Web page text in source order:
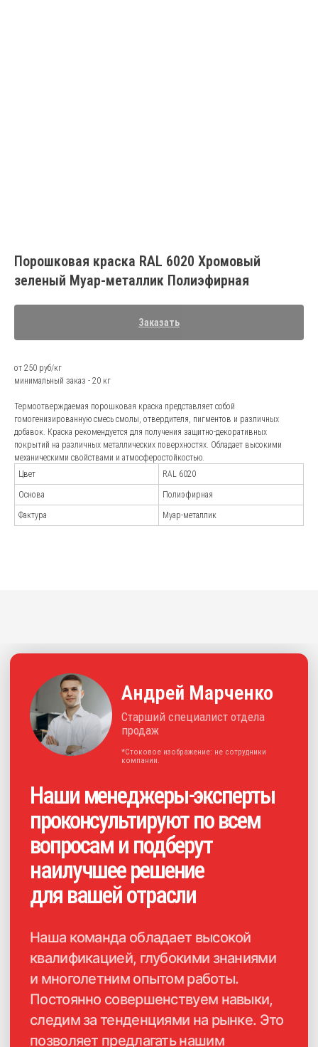
Порошковая краска RAL 6020 Хромовый
зеленый Муар-металлик Полиэфирная
Заказать
от 250 руб/кг
минимальный заказ - 20 кг
Термоотверждаемая порошковая краска представляет собой
гомогенизированную смесь смолы, отвердителя, пигментов и различных
добавок. Краска рекомендуется для получения защитно-декоративных
покрытий на различных металлических поверхностях. Обладает высокими
механическими свойствами и атмосферостойкостью.
Цвет
RAL 6020
Основа Полиэфирная
Фактура Муар-металлик
Андрей Марченко
Старший специалист отдела
продаж
Наши менеджеры-эксперты
проконсультируют по всем
вопросам и подберут
наилучшее решение
позволяет предлагать нашим
и инновационные решения
для отрасли.
Нажимая на кнопку, я
соглашаюсь с
политикой
конфиденциальности и
даю своё
согласие на обработку
персональных данных
*Стоковое изображение: не сотрудники
Каталог